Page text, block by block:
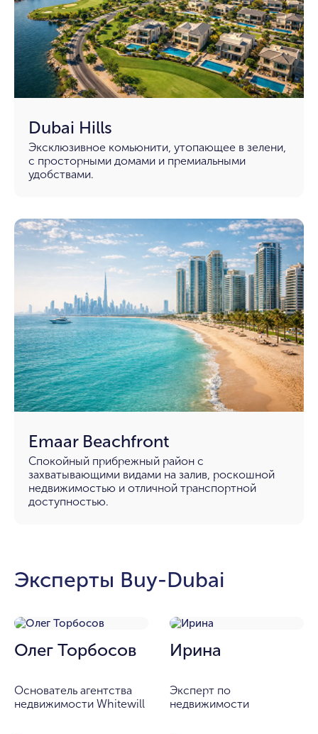
Dubai Hills
Эксклюзивное комьюнити, утопающее в зелени,
с просторными домами и премиальными
удобствами.
Emaar Beachfront
Спокойный прибрежный район с
захватывающими видами на залив, роскошной
недвижимостью и отличной транспортной
доступностью.
Эксперты Buy-Dubai
Олег Торбосов
Основатель агентства
недвижимости Whitewill
Ирина
Эксперт по
недвижимости